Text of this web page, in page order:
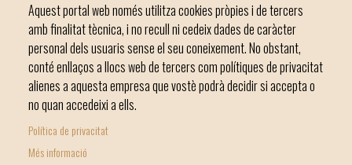
Footer
Inici Ajuntament El nostre municipi
Telèfon 971 84 91 00 - CIF: P0703300D
Aquest portal web només utilitza cookies pròpies i de tercers
amb finalitat tècnica, i no recull ni cedeix dades de caràcter
personal dels usuaris sense el seu coneixement. No obstant,
conté enllaços a llocs web de tercers com polítiques de privacitat
alienes a aquesta empresa que vostè podrà decidir si accepta o
no quan accedeixi a ells.
Política de privacitat
Més informació